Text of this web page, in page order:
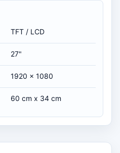
TFT / LCD
27"
1920 x 1080
60 cm x 34 cm